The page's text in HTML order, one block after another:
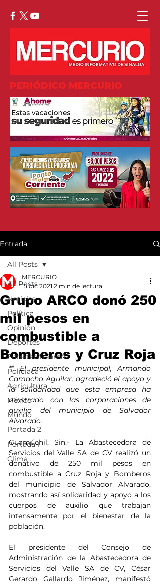
PERIÓDICO MERCURIO
Entrada
All Posts
Noticias
Política
Opinión
Deportes
Entretenimiento
Policiaca
Agricultura
México
Mundo
Portada 2
Portada 1
Clima
All Posts
Grupo ARCO donó 250
mil pesos en
combustible a
Bomberos y Cruz Roja
MERCURIO
15 dic 2021 2 min de lectura
** El presidente municipal, Armando
Camacho Aguilar, agradeció el apoyo y
la solidaridad que esta empresa ha
mostrado con las corporaciones de
auxilio del municipio de Salvador
Alvarado.
Guamúchil, Sin.- La Abastecedora de
Servicios del Valle SA de CV realizó un
donativo de 250 mil pesos en
combustible a Cruz Roja y Bomberos
del municipio de Salvador Alvarado,
mostrando así solidaridad y apoyo a los
cuerpos de auxilio que trabajan
intensamente por el bienestar de la
población.
El presidente del Consejo de
Administración de la Abastecedora de
Servicios del Valle SA de CV, César
Gerardo Gallardo Jiménez, manifestó